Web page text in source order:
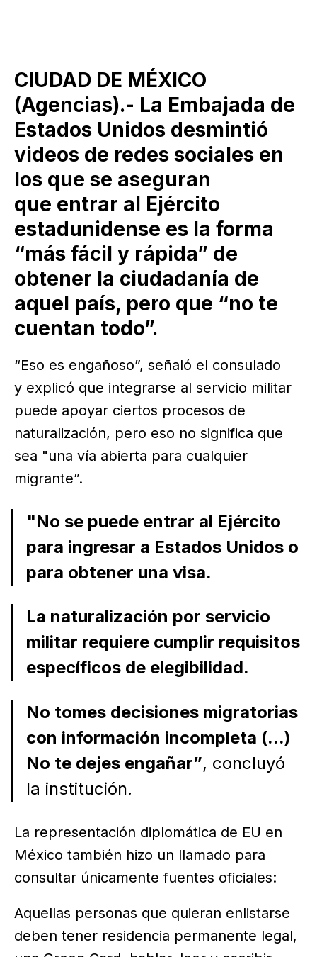
CIUDAD DE MÉXICO
(Agencias).- La Embajada de
Estados Unidos desmintió
videos de redes sociales en
los que se aseguran
que entrar al Ejército
estadunidense es la forma
“más fácil y rápida” de
obtener la ciudadanía de
aquel país, pero que “no te
cuentan todo”.
“Eso es engañoso”, señaló el consulado
y explicó que integrarse al servicio militar
puede apoyar ciertos procesos de
naturalización, pero eso no significa que
sea "una vía abierta para cualquier
migrante”.
"No se puede entrar al Ejército
para ingresar a Estados Unidos o
para obtener una visa.
La naturalización por servicio
militar requiere cumplir requisitos
específicos de elegibilidad.
No tomes decisiones migratorias
con información incompleta (...)
No te dejes engañar”, concluyó
la institución.
La representación diplomática de EU en
México también hizo un llamado para
consultar únicamente fuentes oficiales:
Aquellas personas que quieran enlistarse
deben tener residencia permanente legal,